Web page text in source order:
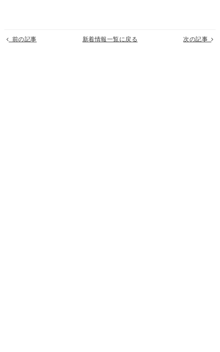
前の記事 新着情報一覧に戻る 次の記事